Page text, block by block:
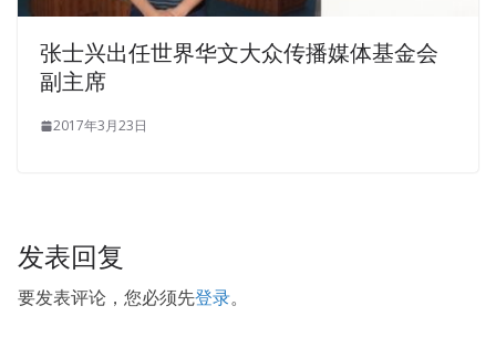
张士兴出任世界华文大众传播媒体基金会
副主席
2017年3月23日
发表回复
要发表评论，您必须先登录。